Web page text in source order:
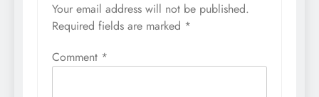
Your email address will not be published.
Required fields are marked *
Comment *